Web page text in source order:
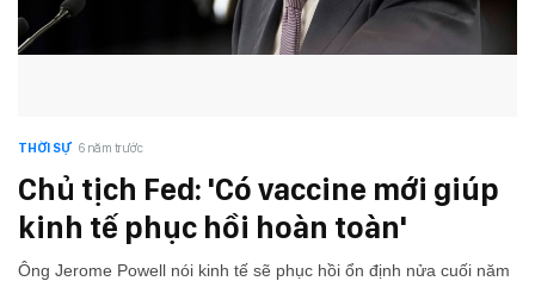
THỜI SỰ 6 năm trước
Chủ tịch Fed: 'Có vaccine mới giúp
kinh tế phục hồi hoàn toàn'
Ông Jerome Powell nói kinh tế sẽ phục hồi ổn định nửa cuối năm